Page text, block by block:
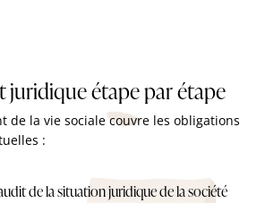
juridique étape par étape
de la vie sociale couvre les obligations
:
de la situation juridique de la société